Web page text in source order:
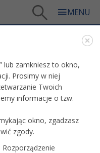
na członków rad nadzorczych
NA CZŁONKÓW
kandydatów na
Gminy Miasta
lub zamkniesz to okno,
Prosimy w niej
Twoich
informacje o tzw.
okno, zgadzasz
zgody.